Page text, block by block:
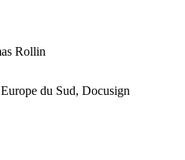
Rollin
du Sud, Docusign